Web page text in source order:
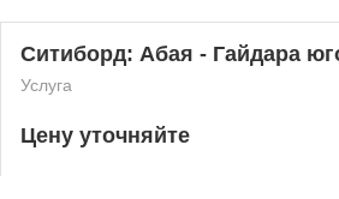
Ситиборд: Абая - Гайдара
Услуга
Цену уточняйте